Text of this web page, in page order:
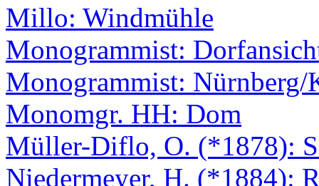
Millo: Windmühle
Monogrammist:
Monogrammist: Nürnberg/
Monomgr. HH: Dom
Müller-Diflo, O. (*1878):
Niedermeyer, H. (*1884):